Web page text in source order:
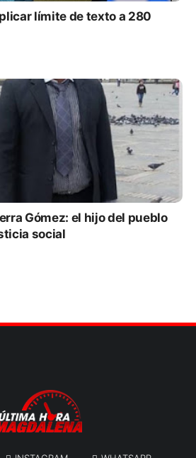
límite de texto a 280
Gómez: el hijo del pueblo
social